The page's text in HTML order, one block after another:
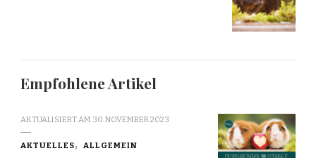
Empfohlene Artikel
AKTUALISIERT AM 30. NOVEMBER 2023
AKTUELLES ALLGEMEIN